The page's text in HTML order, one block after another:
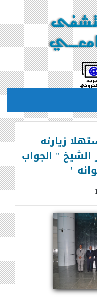
زيارته
" الجواب
"